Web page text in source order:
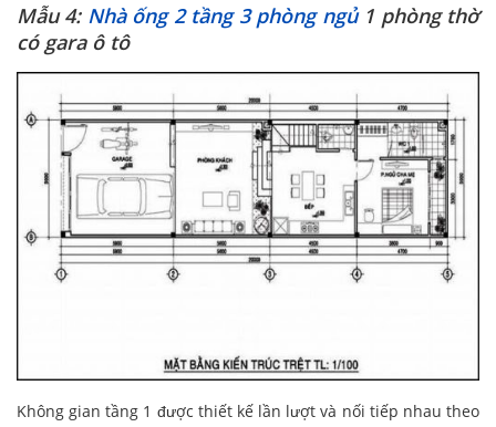
Mẫu 4: Nhà ống 2 tầng 3 phòng ngủ1 phòng thờ
có gara ô tô
Không gian tầng 1 được thiết kế lần lượt và nối tiếp nhau theo